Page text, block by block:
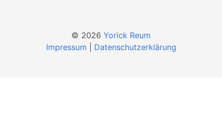
© 2026 Yorick Reum
Impressum
Datenschutzerklärung